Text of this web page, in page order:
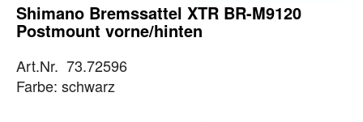
Shimano Bremssattel XTR BR-M9120
Postmount vorne/hinten
Art.Nr. 73.72596
Farbe: schwarz